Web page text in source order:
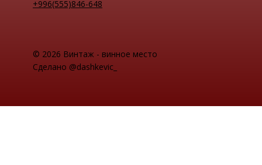
+996(555)846-648
© 2026 Винтаж - винное место
Сделано @dashkevic_